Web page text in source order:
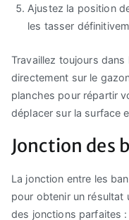
Ajustez la position
les tasser
Travaillez toujours
directement sur le
planches pour répartir
déplacer sur la surface
Jonction des
La jonction entre les
pour obtenir un résultat
des jonctions parfaites :